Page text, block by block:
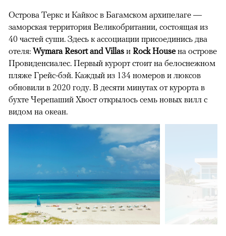
Острова Теркс и Кайкос в Багамском архипелаге —
заморская территория Великобритании, состоящая из
40 частей суши. Здесь к ассоциации присоединись два
отеля: Wymara Resort and Villas и Rock Houseна острове
Провиденсиалес. Первый курорт стоит на белоснежном
пляже Грейс-бэй. Каждый из 134 номеров и люксов
обновили в 2020 году. В десяти минутах от курорта в
бухте Черепаший Хвост открылось семь новых вилл с
видом на океан.